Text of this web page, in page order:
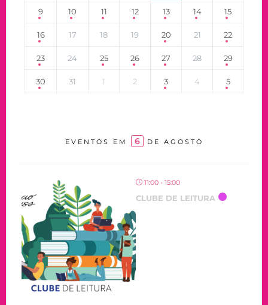
9 10 11 12 13 14 15
16 17 18 19 20 21 22
23 24 25 26 27 28 29
30 31 1 2 3 4 5
EVENTOS EM 6 DE AGOSTO
11:00 - 15:00
CLUBE DE LEITURA